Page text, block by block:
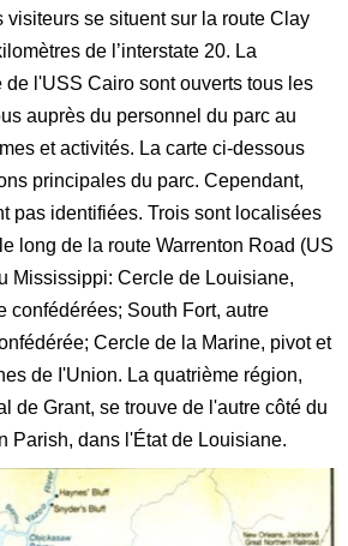
visiteurs se situent sur la route Clay
de l’interstate 20. La
de l'USS Cairo sont ouverts tous les
auprès du personnel du parc au
et activités. La carte ci-dessous
principales du parc. Cependant,
pas identifiées. Trois sont localisées
long de la route Warrenton Road (US
Mississippi: Cercle de Louisiane,
confédérées; South Fort, autre
Cercle de la Marine, pivot et
de I'Union. La quatrième région,
de Grant, se trouve de l'autre côté du
Parish, dans l'État de Louisiane.